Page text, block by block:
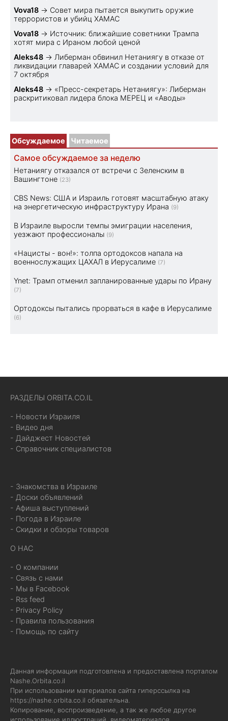
Vova18 → Совет мира пытается выкупить оружие
террористов и убийц ХАМАС
Vova18 → Источник: ближайшие советники Трампа
хотят мира с Ираном любой ценой
Aleks48 → Либерман обвинил Нетаниягу в отказе от
ликвидации главарей ХАМАС и создании условий для
7 октября
Aleks48 → «Пресс-секретарь Нетаниягу»: Либерман
раскритиковал лидера блока МЕРЕЦ и «Аводы»
Обсуждаемое Читаемое
Самое обсуждаемое за неделю
Нетаниягу отказался от встречи с Зеленским в
Вашингтоне (23)
CBS News: США и Израиль готовят масштабную атаку
на энергетическую инфраструктуру Ирана (9)
В Израиле выросли темпы эмиграции населения,
уезжают профессионалы (9)
«Нацисты - вон!»: толпа ортодоксов напала на
военнослужащих ЦАХАЛ в Иерусалиме (7)
Ynet: Трамп отменил запланированные удары по Ирану
(7)
Ортодоксы пытались прорваться в кафе в Иерусалиме
(6)
РАЗДЕЛЫ ORBITA.CO.IL
- Новости Израиля
- Видео дня
- Дайджест Новостей
- Справочник специалистов
- Знакомства в Израиле
- Доски объявлений
- Афиша выступлений
- Погода в Израиле
- Скидки и обзоры товаров
О НАС
- О компании
- Связь с нами
- Мы в Facebook
- Rss feed
- Privacy Policy
- Правила пользования
- Помощь по сайту
Данная информация подготовлена и предоставлена порталом
Nashe.Orbita.co.il
При использовании материалов сайта гиперссылка на
https://nashe.orbita.co.il обязательна.
Копирование, воспроизведение, а так же любое другое
использование иллюстраций, видеоматериалов,